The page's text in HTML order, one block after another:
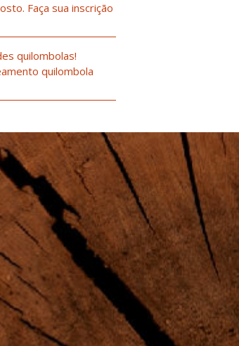
Faça sua inscrição
quilombolas!
quilombola